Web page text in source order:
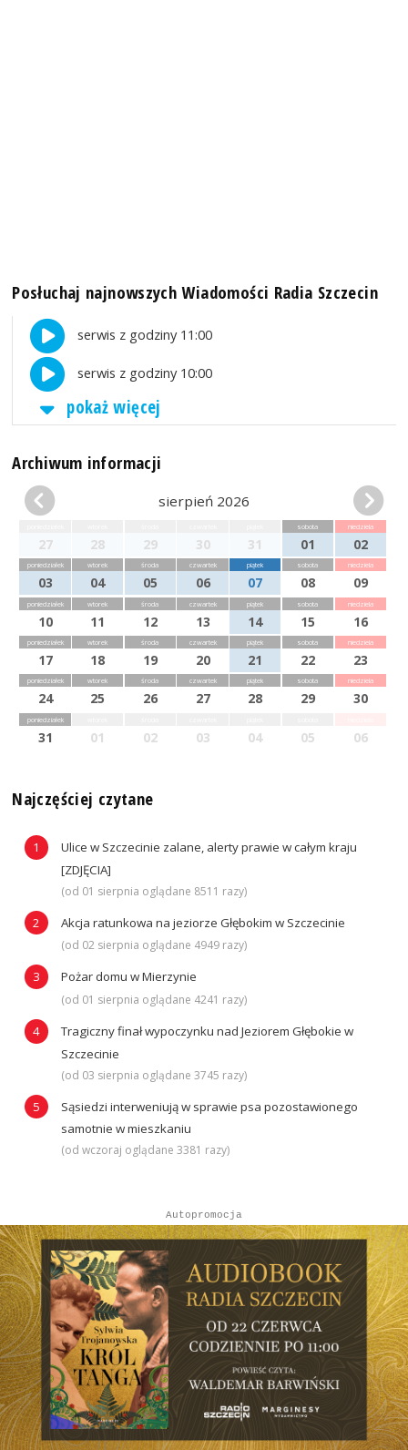
Posłuchaj najnowszych Wiadomości Radia Szczecin
serwis z godziny 11:00
serwis z godziny 10:00
pokaż więcej
Archiwum informacji
sierpień 2026
27 28 29 30 31
sobota
01
niedziela
02
poniedziałek
03
wtorek
04
środa
05
czwartek
06
piątek
07
sobota
08
niedziela
09
poniedziałek
10
wtorek
11
środa
12
czwartek
13
piątek
14
sobota
15
niedziela
16
poniedziałek
17
wtorek
18
środa
19
czwartek
20
piątek
21
sobota
22
niedziela
23
poniedziałek
24
wtorek
25
środa
26
czwartek
27
piątek
28
sobota
29
niedziela
30
poniedziałek
31 01 02 03 04 05 06
Najczęściej czytane
Ulice w Szczecinie zalane, alerty prawie w całym kraju
[ZDJĘCIA]
(od 01 sierpnia oglądane 8511 razy)
Akcja ratunkowa na jeziorze Głębokim w Szczecinie
(od 02 sierpnia oglądane 4949 razy)
Pożar domu w Mierzynie
(od 01 sierpnia oglądane 4241 razy)
Tragiczny finał wypoczynku nad Jeziorem Głębokie w
Szczecinie
(od 03 sierpnia oglądane 3745 razy)
Sąsiedzi interweniują w sprawie psa pozostawionego
samotnie w mieszkaniu
(od wczoraj oglądane 3381 razy)
Autopromocja